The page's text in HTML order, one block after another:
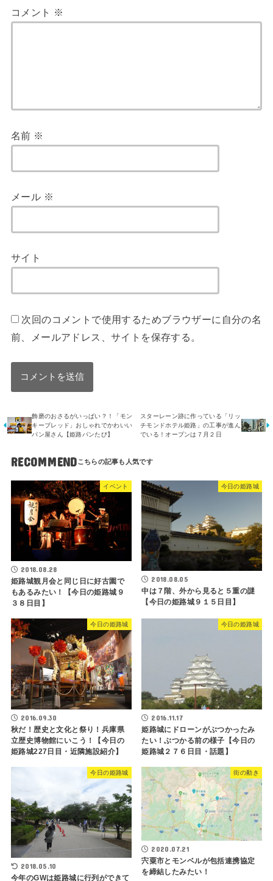
コメント ※
名前 ※
メール ※
サイト
次回のコメントで使用するためブラウザーに自分の名
前、メールアドレス、サイトを保存する。
飾磨のおさるがいっぱい？！「モン
キーブレッド」おしゃれでかわいい
パン屋さん【姫路パンたび】
スターレーン跡に作っている「リッ
チモンドホテル姫路」の工事が進ん
でいる！オープンは７月２日
RECOMMEND
イベント
2018.08.28
姫路城観月会と同じ日に好古園で
もあるみたい！【今日の姫路城９
３８日目】
今日の姫路城
2018.08.05
中は７階、外から見ると５重の謎
【今日の姫路城９１５日目】
今日の姫路城
2016.09.30
秋だ！歴史と文化と祭り！兵庫県
立歴史博物館にいこう！【今日の
姫路城227日目・近隣施設紹介】
今日の姫路城
2016.11.17
姫路城にドローンがぶつかったみ
たい！ぶつかる前の様子【今日の
姫路城２７６日目・話題】
今日の姫路城
2018.05.10
今年のGWは姫路城に行列ができて
街の動き
2020.07.21
宍粟市とモンベルが包括連携協定
を締結したみたい！